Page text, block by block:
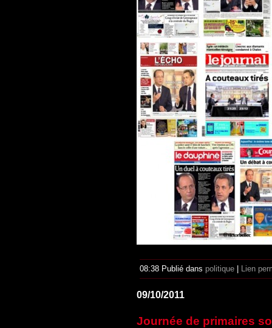
08:38 Publié dans politique | Lien
09/10/2011
Journée de primaires